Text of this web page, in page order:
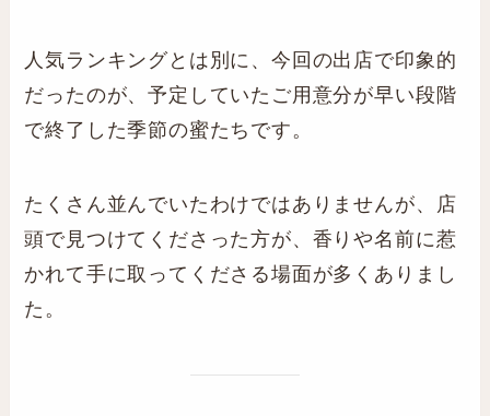
人気ランキングとは別に、今回の出店で印象的
だったのが、予定していたご用意分が早い段階
で終了した季節の蜜たちです。
たくさん並んでいたわけではありませんが、店
頭で見つけてくださった方が、香りや名前に惹
かれて手に取ってくださる場面が多くありまし
た。